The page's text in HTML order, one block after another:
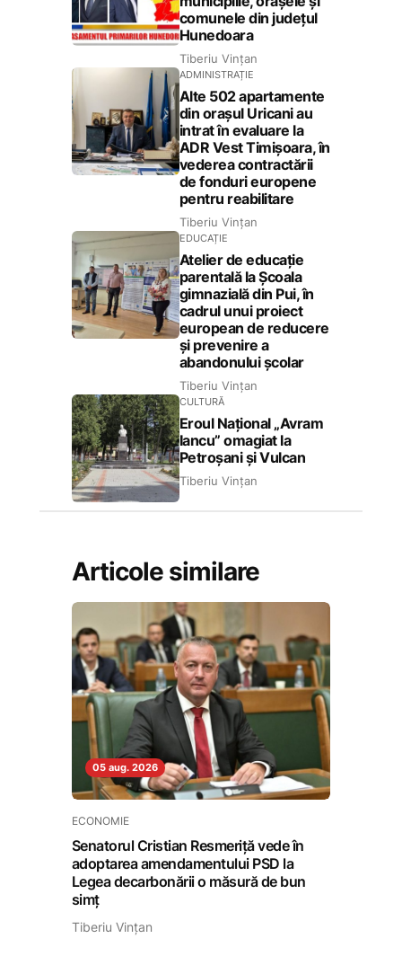
comunele din județul
Hunedoara
Tiberiu Vințan
ADMINISTRAȚIE
Alte 502 apartamente
din orașul Uricani au
intrat în evaluare la
ADR Vest Timișoara, în
vederea contractării
de fonduri europene
pentru reabilitare
Tiberiu Vințan
EDUCAȚIE
Atelier de educație
parentală la Școala
gimnazială din Pui, în
cadrul unui proiect
european de reducere
și prevenire a
abandonului școlar
Tiberiu Vințan
CULTURĂ
Eroul Național „Avram
Iancu” omagiat la
Petroșani și Vulcan
Tiberiu Vințan
Articole similare
05 aug. 2026
ECONOMIE
Senatorul Cristian Resmeriță vede în
adoptarea amendamentului PSD la
Legea decarbonării o măsură de bun
simț
Tiberiu Vințan